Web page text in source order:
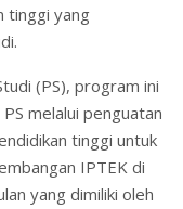
tinggi yang
(PS), program ini
melalui penguatan
tinggi untuk
IPTEK di
yang dimiliki oleh